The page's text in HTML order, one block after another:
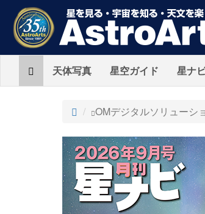
Home天体写真 星空ガイド 星ナ
ト
プ
OMデジタルソリューシ